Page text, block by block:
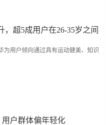
超5成用户在26-35岁之间
为用户倾向通过具有运动健美、知识
用户群体偏年轻化